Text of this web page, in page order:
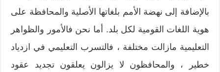
بالإضافة إلى نهضة الأمم بلغاتها الأصلية والمحافظة على
هوية اللغات القومية لكل بلد. أما نحن فالأمور والظواهر
التعليمية مازالت مختلفة ، فالتسرب التعليمي في ازدياد
خطير ، والمحافظون لا يزالون يعلقون تجديد عقود